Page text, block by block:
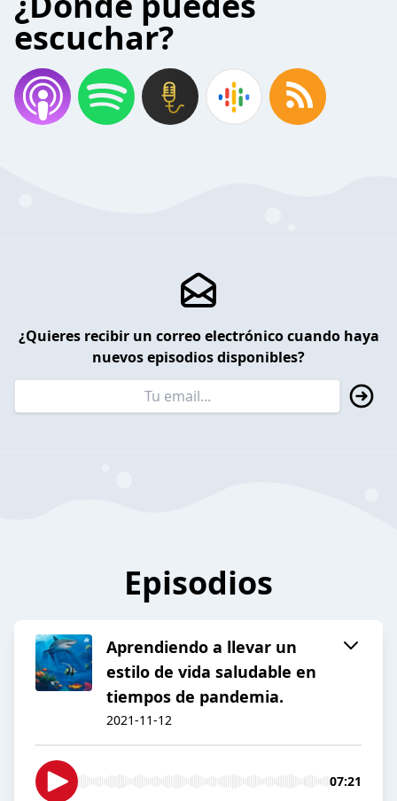
escuchar?
¿Quieres recibir un correo electrónico cuando haya
nuevos episodios disponibles?
Episodios
Aprendiendo a llevar un
estilo de vida saludable en
tiempos de pandemia.
2021-11-12
07:21